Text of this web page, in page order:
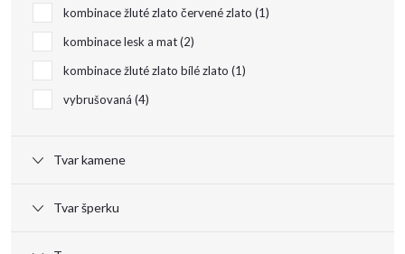
kombinace žluté zlato červené zlato 1
kombinace lesk a mat 2
kombinace žluté zlato bílé zlato 1
vybrušovaná 4
Tvar kamene
Tvar šperku